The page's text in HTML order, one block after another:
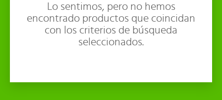
Lo sentimos, pero no hemos
encontrado productos que coincidan
con los criterios de búsqueda
seleccionados.